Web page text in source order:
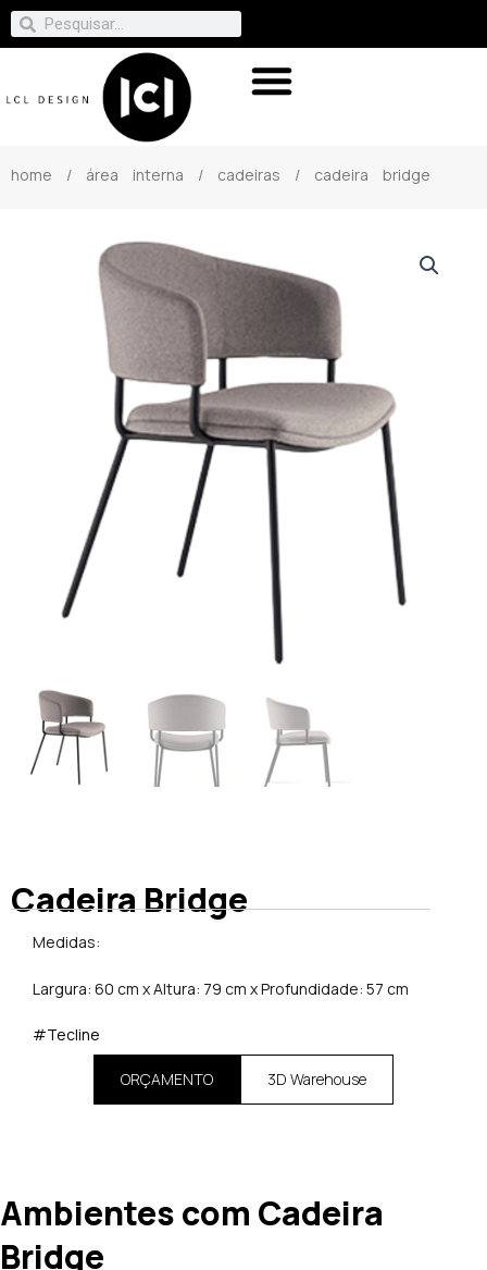
home / área interna / cadeiras / cadeira bridge
Cadeira Bridge
Medidas:
Largura: 60 cm x Altura: 79 cm x Profundidade: 57 cm
#Tecline
ORÇAMENTO 3D Warehouse
Ambientes com Cadeira
Bridge